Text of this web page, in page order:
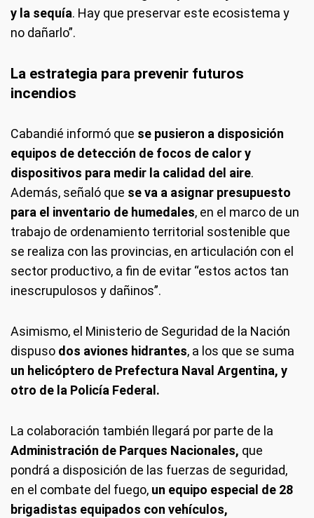
y la sequía. Hay que preservar este ecosistema y
no dañarlo”.
La estrategia para prevenir futuros
incendios
Cabandié informó que se pusieron a disposición
equipos de detección de focos de calor y
dispositivos para medir la calidad del aire.
Además, señaló que se va a asignar presupuesto
para el inventario de humedales, en el marco de un
trabajo de ordenamiento territorial sostenible que
se realiza con las provincias, en articulación con el
sector productivo, a fin de evitar “estos actos tan
inescrupulosos y dañinos”.
Asimismo, el Ministerio de Seguridad de la Nación
dispuso dos aviones hidrantes, a los que se suma
un helicóptero de Prefectura Naval Argentina, y
otro de la Policía Federal.
La colaboración también llegará por parte de la
Administración de Parques Nacionales, que
pondrá a disposición de las fuerzas de seguridad,
en el combate del fuego, un equipo especial de 28
brigadistas equipados con vehículos,